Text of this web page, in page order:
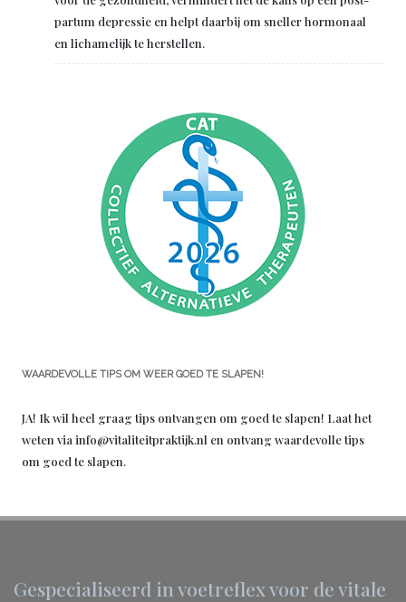
partum depressie en helpt daarbij om sneller hormonaal
en lichamelijk te herstellen.
WAARDEVOLLE TIPS OM WEER GOED TE SLAPEN!
JA! Ik wil heel graag tips ontvangen om goed te slapen! Laat het
weten via info@vitaliteitpraktijk.nl en ontvang waardevolle tips
om goed te slapen.
Gespecialiseerd in voetreflex voor de vitale